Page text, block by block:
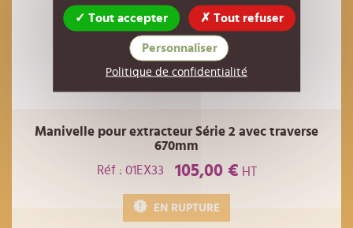
Manivelle pour extracteur Série 2 avec traverse
670mm
Réf : 01EX33
105,00 € HT
EN RUPTURE
Tout accepter Tout refuser
Personnaliser
Politique de confidentialité